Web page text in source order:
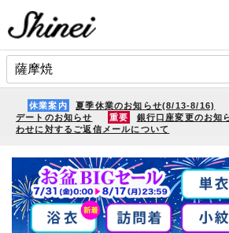
休業案内 夏季休業のお知らせ(8/13-8/16)
デートのお知らせ
重要 銀行口座変更のお知
わせに対するご返信メールについて